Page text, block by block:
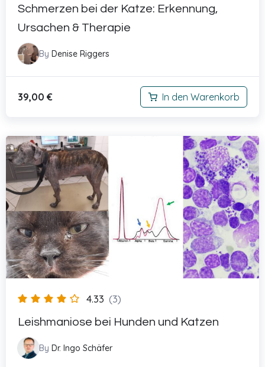
Schmerzen bei der Katze: Erkennung,
Ursachen & Therapie
By Denise Riggers
39,00 € In den Warenkorb
4.33 (3)
Leishmaniose bei Hunden und Katzen
By Dr. Ingo Schäfer